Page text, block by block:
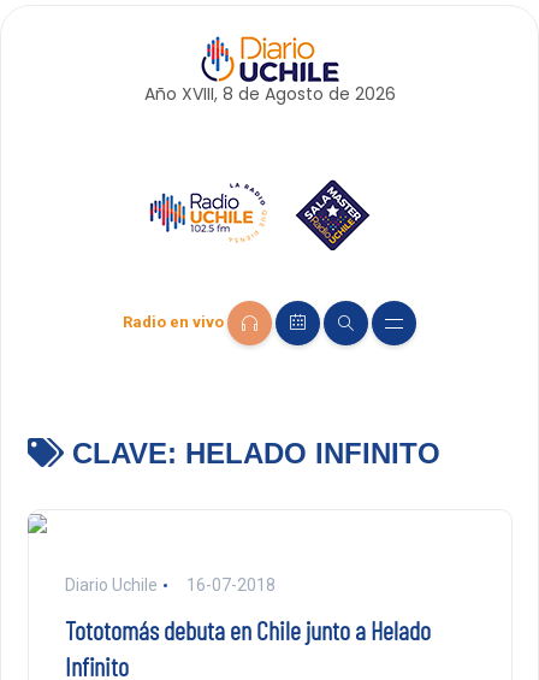
Año XVIII, 8 de Agosto de 2026
Radio en vivo
CLAVE: HELADO INFINITO
Diario Uchile 16-07-2018
Tototomás debuta en Chile junto a Helado
Infinito